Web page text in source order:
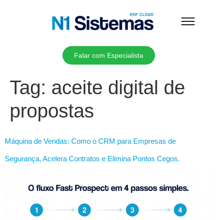
Falar com Especialista
Tag: aceite digital de
propostas
Máquina de Vendas: Como o CRM para Empresas de
Segurança, Acelera Contratos e Elimina Pontos Cegos.